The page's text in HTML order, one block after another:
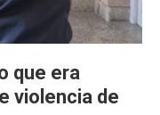
que era
violencia de